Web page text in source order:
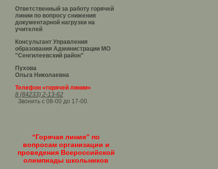
Ответственный за работу горячей
линии по вопросу снижения
документарной нагрузки на
учителей
Консультант Управления
образования Администрации МО
"Сенгилеевский район"
Пухова
Ольга Николаевна
Телефон «горячей линии»
8 (84233) 2-13-62
Звонить с 08-00 до 17-00.
“Горячая линия” по
вопросам организации и
проведения Всероссийской
олимпиады школьников